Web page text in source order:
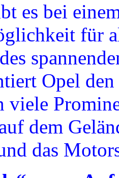
es bei
für
Opel
viele
dem
das